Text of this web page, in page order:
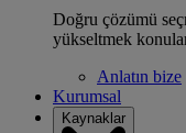
Doğru çözümü
yükseltmek
Anlatın bize
Kurumsal
Kaynaklar